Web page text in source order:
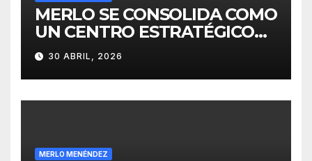
MERLO SE CONSOLIDA COMO
UN CENTRO ESTRATÉGICO
PARA EL DESARROLLO DE
INVERSIONES
30 ABRIL, 2026
MERLO MENÉNDEZ